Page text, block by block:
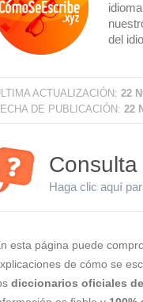
del
ACTUALIZACIÓN: 22
DE PUBLICACIÓN: 22
Haga clic aquí
esta página puede
de cómo se
diccionarios oficiales